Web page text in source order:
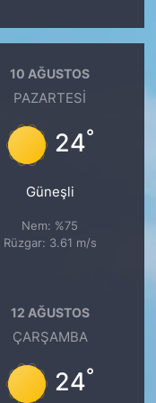
10 AĞUSTOS
PAZARTESI
24°
Güneşli
Nem: %75
Rüzgar: 3.61 m/s
12 AĞUSTOS
ÇARŞAMBA
24°